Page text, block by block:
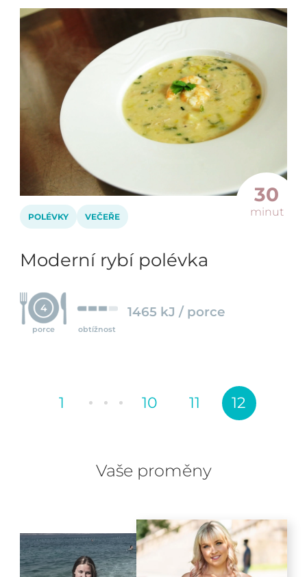
30
minut
POLÉVKY VEČEŘE
Moderní rybí polévka
4
porce obtížnost
1465 kJ / porce
1 10 11 12
Vaše proměny